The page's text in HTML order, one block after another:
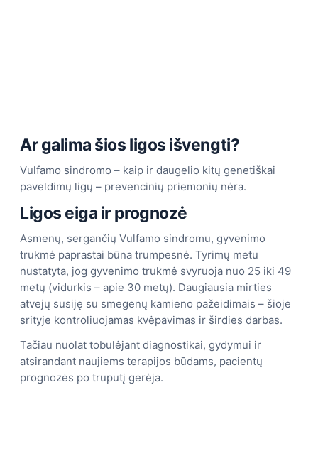
Ar galima šios ligos išvengti?
Vulfamo sindromo – kaip ir daugelio kitų genetiškai
paveldimų ligų – prevencinių priemonių nėra.
Ligos eiga ir prognozė
Asmenų, sergančių Vulfamo sindromu, gyvenimo
trukmė paprastai būna trumpesnė. Tyrimų metu
nustatyta, jog gyvenimo trukmė svyruoja nuo 25 iki 49
metų (vidurkis – apie 30 metų). Daugiausia mirties
atvejų susiję su smegenų kamieno pažeidimais – šioje
srityje kontroliuojamas kvėpavimas ir širdies darbas.
Tačiau nuolat tobulėjant diagnostikai, gydymui ir
atsirandant naujiems terapijos būdams, pacientų
prognozės po truputį gerėja.